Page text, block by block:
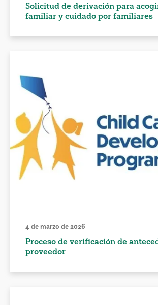
Solicitud de derivación para
familiar y cuidado por familiares
4 de marzo de 2026
Proceso de verificación de
proveedor